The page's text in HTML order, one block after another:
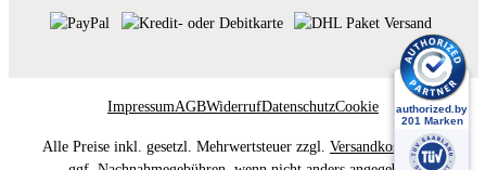
ImpressumAGBWiderrufDatenschutzCookie
Alle Preise inkl. gesetzl. Mehrwertsteuer zzgl. Versandkostenund